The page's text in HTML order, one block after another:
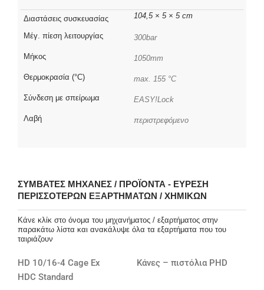
Διαστάσεις συσκευασίας 104,5 × 5 × 5 cm
Μέγ. πίεση λειτουργίας 300bar
Μήκος 1050mm
Θερμοκρασία (°C) max. 155 °C
Σύνδεση με σπείρωμα EASY!Lock
Λαβή περιστρεφόμενο
ΣΥΜΒΑΤΈΣ ΜΗΧΑΝΈΣ / ΠΡΟΪΌΝΤΑ - ΕΎΡΕΣΗ
ΠΕΡΙΣΣΌΤΕΡΩΝ ΕΞΑΡΤΗΜΆΤΩΝ / ΧΗΜΙΚΏΝ
Κάνε κλίκ στο όνομα του μηχανήματος / εξαρτήματος στην
παρακάτω λίστα και ανακάλυψε όλα τα εξαρτήματα που του
ταιριάζουν
HD 10/16-4 Cage Ex
HDC Standard
Κάνες – πιστόλια PHD